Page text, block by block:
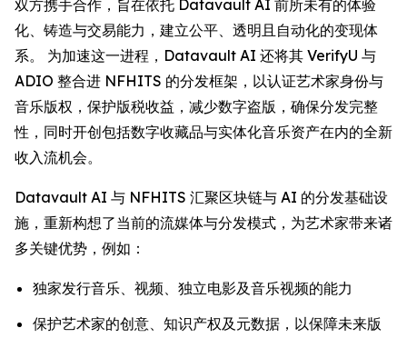
双方携手合作，旨在依托 Datavault AI 前所未有的体验
化、铸造与交易能力，建立公平、透明且自动化的变现体
系。 为加速这一进程，Datavault AI 还将其 VerifyU 与
ADIO 整合进 NFHITS 的分发框架，以认证艺术家身份与
音乐版权，保护版税收益，减少数字盗版，确保分发完整
性，同时开创包括数字收藏品与实体化音乐资产在内的全新
收入流机会。
Datavault AI 与 NFHITS 汇聚区块链与 AI 的分发基础设
施，重新构想了当前的流媒体与分发模式，为艺术家带来诸
多关键优势，例如：
独家发行音乐、视频、独立电影及音乐视频的能力
保护艺术家的创意、知识产权及元数据，以保障未来版